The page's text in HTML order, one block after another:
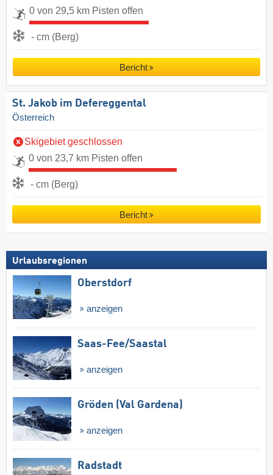
0 von 29,5 km Pisten offen
- cm (Berg)
Bericht
St. Jakob im Defereggental
Österreich
Skigebiet geschlossen
0 von 23,7 km Pisten offen
- cm (Berg)
Bericht
Urlaubsregionen
Oberstdorf
anzeigen
Saas-Fee/​Saastal
anzeigen
Gröden (Val Gardena)
anzeigen
Radstadt